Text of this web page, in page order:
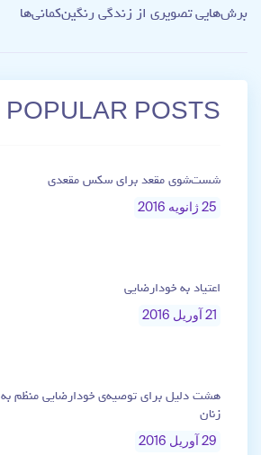
برش‌هایی تصویری از زندگی رنگین‌کمانی‌ها
POPULAR POSTS
شست‌شوی مقعد برای سکس مقعدی
25 ژانویه 2016
اعتیاد به خودارضایی
21 آوریل 2016
هشت دلیل برای توصیه‌ی خودارضایی منظم به
زنان
29 آوریل 2016